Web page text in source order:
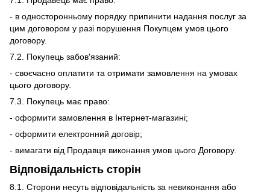
- в односторонньому порядку припинити надання послуг за
цим договором у разі порушення Покупцем умов цього
договору.
7.2. Покупець забов'язаний:
- своєчасно оплатити та отримати замовлення на умовах
цього договору.
7.3. Покупець має право:
- оформити замовлення в Інтернет-магазині;
- оформити електронний договір;
- вимагати від Продавця виконання умов цього Договору.
Відповідальність сторін
8.1. Сторони несуть відповідальність за невиконання або